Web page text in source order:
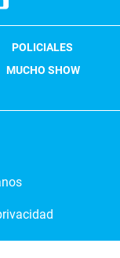
POLICIALES
MUCHO SHOW